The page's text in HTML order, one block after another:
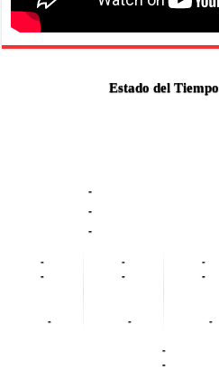
Estado del Tiempo
-
-
-
-
-
-
-
-
-
-
-
-
-
-